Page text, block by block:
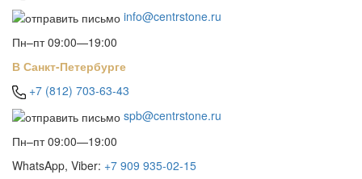
info@centrstone.ru
Пн–пт 09:00—19:00
В Санкт-Петербурге
+7 (812) 703-63-43
spb@centrstone.ru
Пн–пт 09:00—19:00
WhatsApp, Viber: +7 909 935-02-15